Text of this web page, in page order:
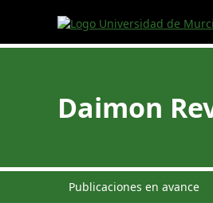
Daimon
Publicaciones en avance